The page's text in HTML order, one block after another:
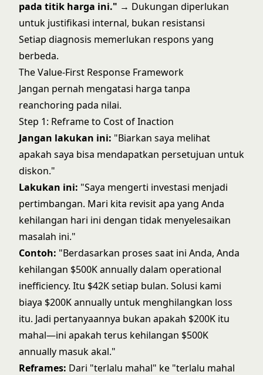
pada titik harga ini." → Dukungan diperlukan
untuk justifikasi internal, bukan resistansi
Setiap diagnosis memerlukan respons yang
berbeda.
The Value-First Response Framework
Jangan pernah mengatasi harga tanpa
reanchoring pada nilai.
Step 1: Reframe to Cost of Inaction
Jangan lakukan ini: "Biarkan saya melihat
apakah saya bisa mendapatkan persetujuan untuk
diskon."
Lakukan ini: "Saya mengerti investasi menjadi
pertimbangan. Mari kita revisit apa yang Anda
kehilangan hari ini dengan tidak menyelesaikan
masalah ini."
Contoh: "Berdasarkan proses saat ini Anda, Anda
kehilangan $500K annually dalam operational
inefficiency. Itu $42K setiap bulan. Solusi kami
biaya $200K annually untuk menghilangkan loss
itu. Jadi pertanyaannya bukan apakah $200K itu
mahal—ini apakah terus kehilangan $500K
annually masuk akal."
Reframes: Dari "terlalu mahal" ke "terlalu mahal